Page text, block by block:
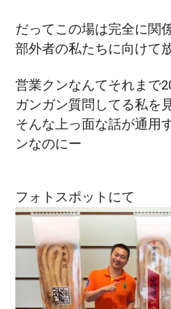
だってこの場は完全に関
部外者の私たちに向けて
営業クンなんてそれまで
ガンガン質問してる私を
そんな上っ面な話が通用
ンなのにー
フォトスポットにて